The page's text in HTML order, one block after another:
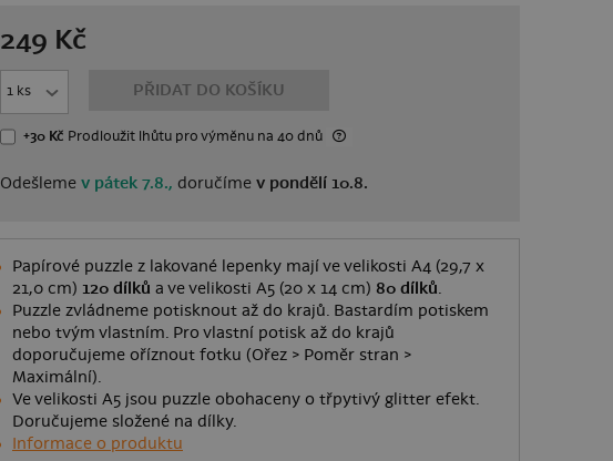
249 Kč
PŘIDAT DO KOŠÍKU
+30 Kč Prodloužit lhůtu pro výměnu na 40 dnů
Odešleme v pátek 7.8., doručíme v pondělí 10.8.
Papírové puzzle z lakované lepenky mají ve velikosti A4 (29,7 x
21,0 cm) 120 dílků a ve velikosti A5 (20 x 14 cm) 80 dílků.
Puzzle zvládneme potisknout až do krajů. Bastardím potiskem
nebo tvým vlastním. Pro vlastní potisk až do krajů
doporučujeme oříznout fotku (Ořez > Poměr stran >
Maximální).
Ve velikosti A5 jsou puzzle obohaceny o třpytivý glitter efekt.
Doručujeme složené na dílky.
Informace o produktu